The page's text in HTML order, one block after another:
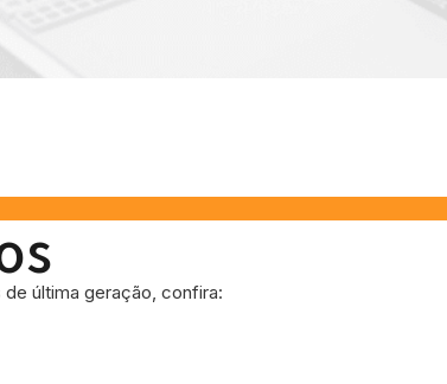
última geração, confira: